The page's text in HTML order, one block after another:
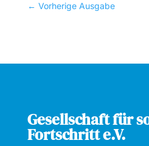
← Vorherige Ausgabe
Gesellschaft für
Fortschritt e.V.